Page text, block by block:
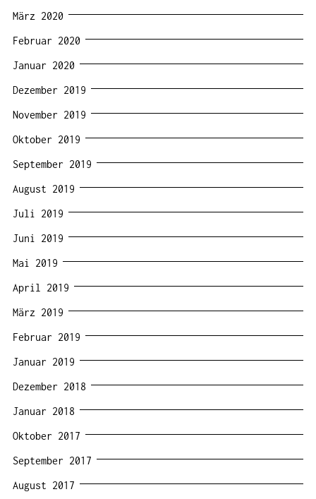
März 2020
Februar 2020
Januar 2020
Dezember 2019
November 2019
Oktober 2019
September 2019
August 2019
Juli 2019
Juni 2019
Mai 2019
April 2019
März 2019
Februar 2019
Januar 2019
Dezember 2018
Januar 2018
Oktober 2017
September 2017
August 2017